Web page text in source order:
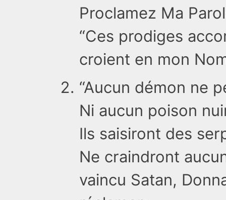
Proclamez Ma
“Ces prodiges
croient en mon
“Aucun démon ne
Ni aucun poison
Ils saisiront des
Ne craindront
vaincu Satan,